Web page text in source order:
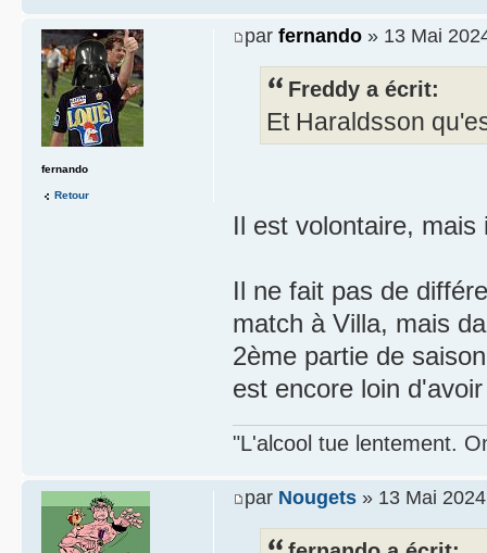
par fernando » 13 Mai
Freddy a écrit:
Et Haraldsson
Il est volontaire,
Il ne fait pas de
match à Villa, mais
2ème partie de
est encore loin
"L'alcool tue lentement.
fernando
Retour
par Nougets » 13 Mai